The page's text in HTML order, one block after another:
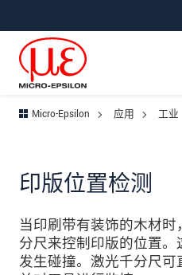
Micro-Epsilon 应用 工业
印版位置检测
当印刷带有装饰的木材时
分尺来控制印版的位置
发生碰撞。激光千分尺可